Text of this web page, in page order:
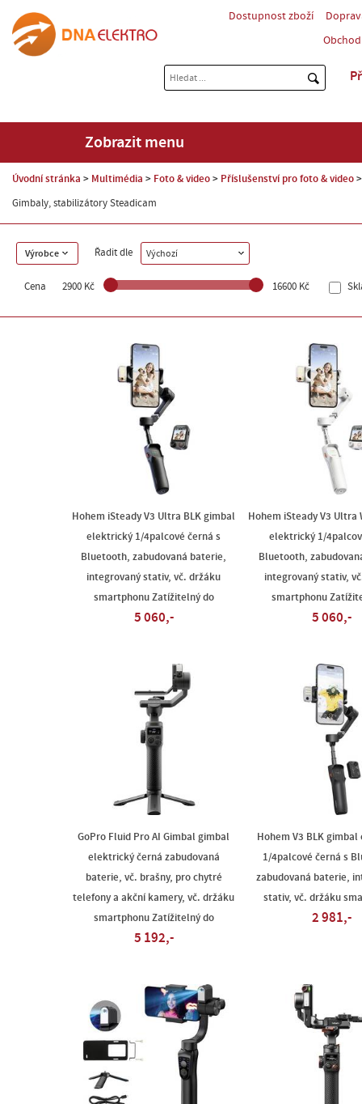
Dostupnost zboží
Zobrazit menu
Úvodní stránka Multimédia Foto & video Příslušenství pro foto & video
Gimbaly, stabilizátory Steadicam
Výrobce Řadit dle Výchozí
Cena 2900 Kč 16600 Kč
Hohem iSteady V3 Ultra BLK gimbal
elektrický 1/4palcové černá s
Bluetooth, zabudovaná baterie,
integrovaný stativ, vč. držáku
smartphonu Zatížitelný do
5 060,-
Hohem iSteady V3 Ultra
elektrický 1/
Bluetooth,
integrovaný stativ,
smartphonu
5 060,-
GoPro Fluid Pro AI Gimbal gimbal
elektrický černá zabudovaná
baterie, vč. brašny, pro chytré
telefony a akční kamery, vč. držáku
smartphonu Zatížitelný do
5 192,-
Hohem V3 BLK
1/4palcové černá s
zabudovaná baterie,
stativ, vč. držáku
2 981,-